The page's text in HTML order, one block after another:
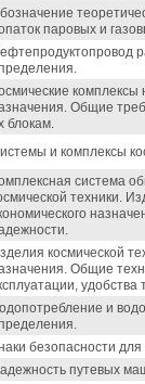
паровых и
комплексы
Общие
блокам.
и комплексы
система
техники.
космической
Общие
и
безопасности
путевых